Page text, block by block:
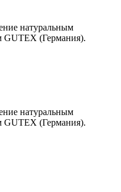
натуральным
GUTEX (Германия).
натуральным
GUTEX (Германия).